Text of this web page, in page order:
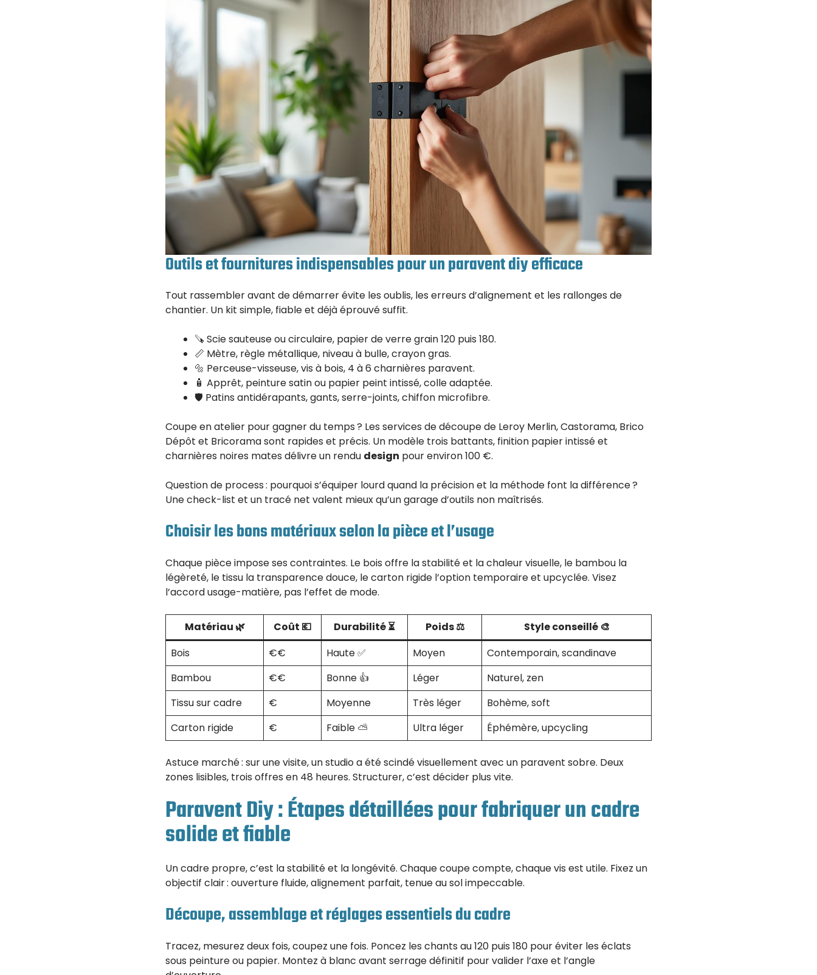
Outils et fournitures indispensables pour un paravent diy efficace
Tout rassembler avant de démarrer évite les oublis, les erreurs d’alignement et les rallonges de
chantier. Un kit simple, fiable et déjà éprouvé suffit.
🪚 Scie sauteuse ou circulaire, papier de verre grain 120 puis 180.
📏 Mètre, règle métallique, niveau à bulle, crayon gras.
🔩 Perceuse-visseuse, vis à bois, 4 à 6 charnières paravent.
🧴 Apprêt, peinture satin ou papier peint intissé, colle adaptée.
🛡️ Patins antidérapants, gants, serre-joints, chiffon microfibre.
Coupe en atelier pour gagner du temps ? Les services de découpe de Leroy Merlin, Castorama, Brico
Dépôt et Bricorama sont rapides et précis. Un modèle trois battants, finition papier intissé et
charnières noires mates délivre un rendu design pour environ 100 €.
Question de process : pourquoi s’équiper lourd quand la précision et la méthode font la différence ?
Une check-list et un tracé net valent mieux qu’un garage d’outils non maîtrisés.
Choisir les bons matériaux selon la pièce et l’usage
Chaque pièce impose ses contraintes. Le bois offre la stabilité et la chaleur visuelle, le bambou la
légèreté, le tissu la transparence douce, le carton rigide l’option temporaire et upcyclée. Visez
l’accord usage-matière, pas l’effet de mode.
Matériau 🌿 Coût 💶 Durabilité ⏳ Poids ⚖️
Style conseillé 🎨
Bois
€€ Haute ✅ Moyen
Contemporain, scandinave
Bambou
€€ Bonne 👍 Léger
Naturel, zen
Tissu sur cadre
€ Moyenne Très léger
Bohème, soft
Carton rigide
€ Faible ⛅ Ultra léger Éphémère, upcycling
Astuce marché : sur une visite, un studio a été scindé visuellement avec un paravent sobre. Deux
zones lisibles, trois offres en 48 heures. Structurer, c’est décider plus vite.
Paravent Diy : Étapes détaillées pour fabriquer un cadre
solide et fiable
Un cadre propre, c’est la stabilité et la longévité. Chaque coupe compte, chaque vis est utile. Fixez un
objectif clair : ouverture fluide, alignement parfait, tenue au sol impeccable.
Découpe, assemblage et réglages essentiels du cadre
Tracez, mesurez deux fois, coupez une fois. Poncez les chants au 120 puis 180 pour éviter les éclats
sous peinture ou papier. Montez à blanc avant serrage définitif pour valider l’axe et l’angle